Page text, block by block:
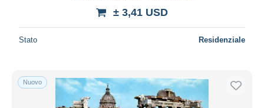
± 3,41 USD
Stato Residenziale
Nuovo